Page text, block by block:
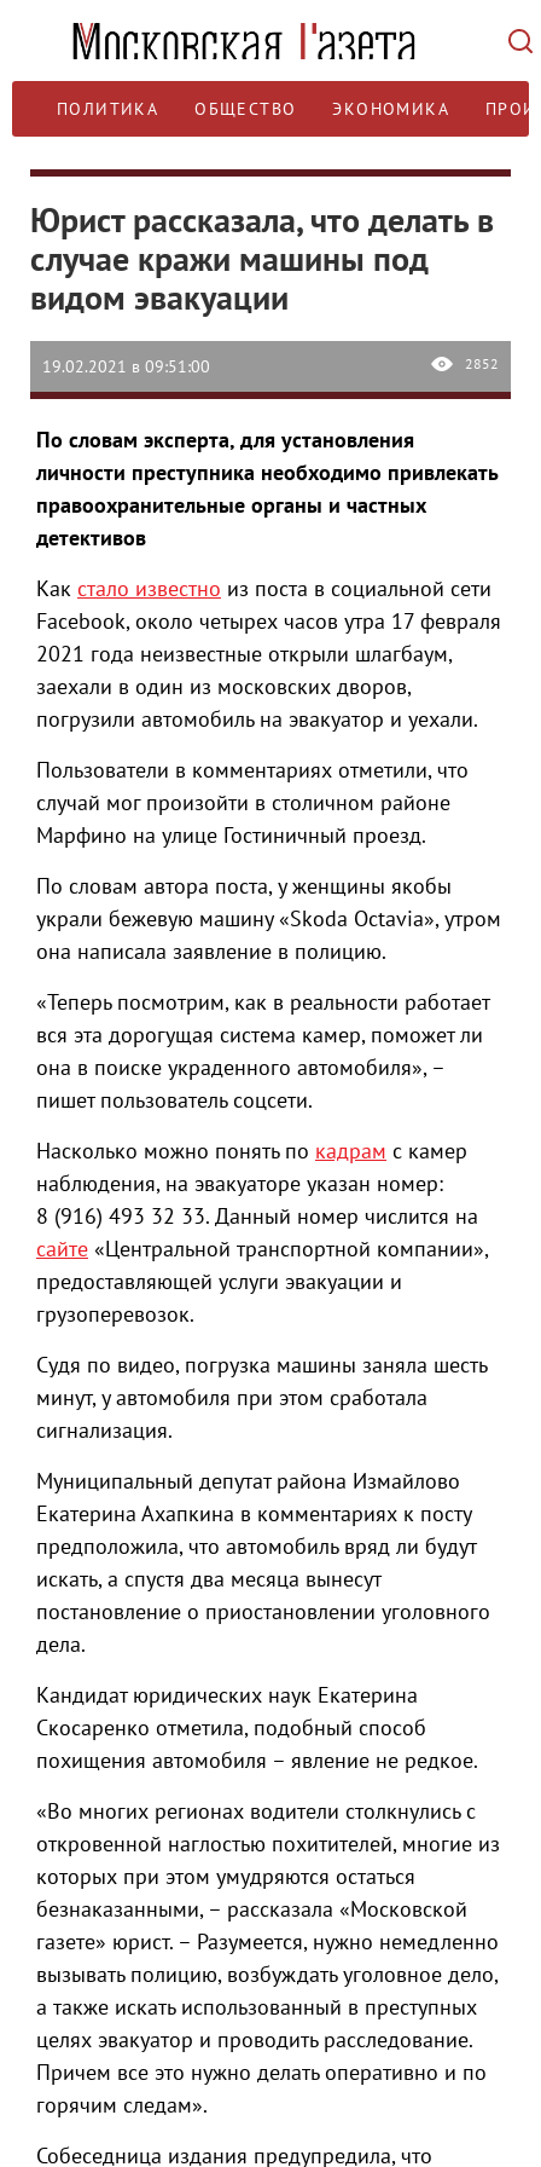
ПОЛИТИКА ОБЩЕСТВО ЭКОНОМИКА
Юрист рассказала, что делать в
случае кражи машины под
видом эвакуации
19.02.2021 в 09:51:00 2852
По словам эксперта, для установления
личности преступника необходимо привлекать
правоохранительные органы и частных
детективов
Как стало известно из поста в социальной сети
Facebook, около четырех часов утра 17 февраля
2021 года неизвестные открыли шлагбаум,
заехали в один из московских дворов,
погрузили автомобиль на эвакуатор и уехали.
Пользователи в комментариях отметили, что
случай мог произойти в столичном районе
Марфино на улице Гостиничный проезд.
По словам автора поста, у женщины якобы
украли бежевую машину «Skoda Octavia», утром
она написала заявление в полицию.
«Теперь посмотрим, как в реальности работает
вся эта дорогущая система камер, поможет ли
она в поиске украденного автомобиля», –
пишет пользователь соцсети.
Насколько можно понять по кадрам с камер
наблюдения, на эвакуаторе указан номер:
8 (916) 493 32 33. Данный номер числится на
сайте «Центральной транспортной компании»,
предоставляющей услуги эвакуации и
грузоперевозок.
Судя по видео, погрузка машины заняла шесть
минут, у автомобиля при этом сработала
сигнализация.
Муниципальный депутат района Измайлово
Екатерина Ахапкина в комментариях к посту
предположила, что автомобиль вряд ли будут
искать, а спустя два месяца вынесут
постановление о приостановлении уголовного
дела.
Кандидат юридических наук Екатерина
Скосаренко отметила, подобный способ
похищения автомобиля – явление не редкое.
«Во многих регионах водители столкнулись с
откровенной наглостью похитителей, многие из
которых при этом умудряются остаться
безнаказанными, – рассказала «Московской
газете» юрист. – Разумеется, нужно немедленно
вызывать полицию, возбуждать уголовное дело,
а также искать использованный в преступных
целях эвакуатор и проводить расследование.
Причем все это нужно делать оперативно и по
горячим следам».
Собеседница издания предупредила, что